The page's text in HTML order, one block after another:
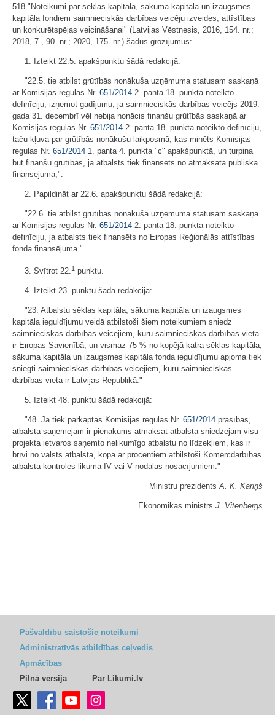
518 "Noteikumi par sēklas kapitāla, sākuma kapitāla un izaugsmes
kapitāla fondiem saimnieciskās darbības veicēju izveides, attīstības
un konkurētspējas veicināšanai" (Latvijas Vēstnesis, 2016, 154. nr.;
2018, 7., 90. nr.; 2020, 175. nr.) šādus grozījumus:
1. Izteikt 22.5. apakšpunktu šādā redakcijā:
"22.5. tie atbilst grūtībās nonākuša uzņēmuma statusam saskaņā
ar Komisijas regulas Nr. 651/2014 2. panta 18. punktā noteikto
definīciju, izņemot gadījumu, ja saimnieciskās darbības veicējs 2019.
gada 31. decembrī vēl nebija nonācis finanšu grūtībās saskaņā ar
Komisijas regulas Nr. 651/2014 2. panta 18. punktā noteikto definīciju,
taču kļuva par grūtībās nonākušu laikposmā, kas minēts Komisijas
regulas Nr. 651/2014 1. panta 4. punkta "c" apakšpunktā, un turpina
būt finanšu grūtībās, ja atbalsts tiek finansēts no atmaksātā publiskā
finansējuma;".
2. Papildināt ar 22.6. apakšpunktu šādā redakcijā:
"22.6. tie atbilst grūtībās nonākuša uzņēmuma statusam saskaņā
ar Komisijas regulas Nr. 651/2014 2. panta 18. punktā noteikto
definīciju, ja atbalsts tiek finansēts no Eiropas Reģionālās attīstības
fonda finansējuma."
3. Svītrot 22.1 punktu.
4. Izteikt 23. punktu šādā redakcijā:
"23. Atbalstu sēklas kapitāla, sākuma kapitāla un izaugsmes
kapitāla ieguldījumu veidā atbilstoši šiem noteikumiem sniedz
saimnieciskās darbības veicējiem, kuru saimnieciskās darbības vieta
ir Eiropas Savienībā, un vismaz 75 % no kopējā katra sēklas kapitāla,
sākuma kapitāla un izaugsmes kapitāla fonda ieguldījumu apjoma tiek
sniegti saimnieciskās darbības veicējiem, kuru saimnieciskās
darbības vieta ir Latvijas Republikā."
5. Izteikt 48. punktu šādā redakcijā:
"48. Ja tiek pārkāptas Komisijas regulas Nr. 651/2014 prasības,
atbalsta saņēmējam ir pienākums atmaksāt atbalsta sniedzējam visu
projekta ietvaros saņemto nelikumīgo atbalstu no līdzekļiem, kas ir
brīvi no valsts atbalsta, kopā ar procentiem atbilstoši Komercdarbības
atbalsta kontroles likuma IV vai V nodaļas nosacījumiem."
Ministru prezidentsA. K. Kariņš
Ekonomikas ministrs J. Vitenbergs
Pašvaldību saistošie noteikumi
Administratīvās atbildības ceļvedis
Apmācības
Pilnā versija
Par Likumi.lv